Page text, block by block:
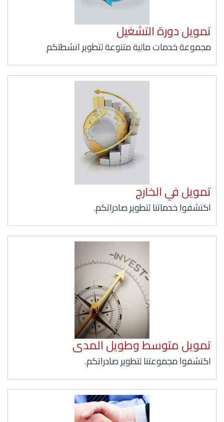
تمويل دورة التشغيل
مجموعة خدمات مالية متنوعة لتطوير انشطتكم
تمويل في الخارج
اكتشفوا خدماتنا لتطوير صادراتكم.
تمويل متوسط وطويل المدى
اكتشفوا مجموعتنا لتطوير صادراتكم.